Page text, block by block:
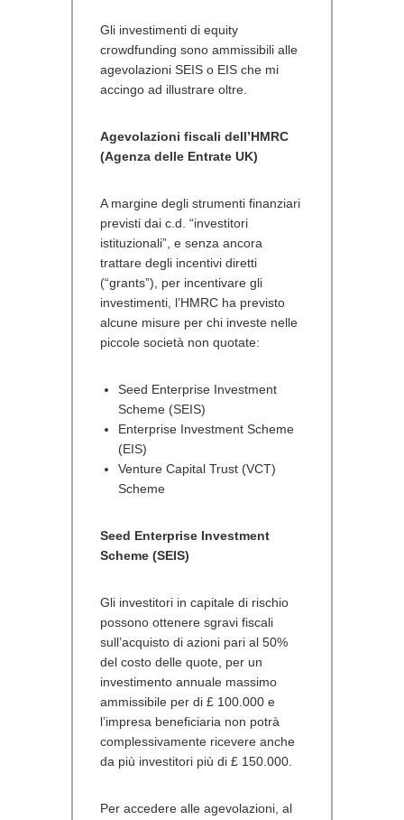
Gli investimenti di equity
crowdfunding sono ammissibili alle
agevolazioni SEIS o EIS che mi
accingo ad illustrare oltre.
Agevolazioni fiscali dell’HMRC
(Agenza delle Entrate UK)
A margine degli strumenti finanziari
previsti dai c.d. “investitori
istituzionali”, e senza ancora
trattare degli incentivi diretti
(“grants”), per incentivare gli
investimenti, l’HMRC ha previsto
alcune misure per chi investe nelle
piccole società non quotate:
Seed Enterprise Investment
Scheme (SEIS)
Enterprise Investment Scheme
(EIS)
Venture Capital Trust (VCT)
Scheme
Seed Enterprise Investment
Scheme (SEIS)
Gli investitori in capitale di rischio
possono ottenere sgravi fiscali
sull’acquisto di azioni pari al 50%
del costo delle quote, per un
investimento annuale massimo
ammissibile per di £ 100.000 e
l’impresa beneficiaria non potrà
complessivamente ricevere anche
da più investitori più di £ 150.000.
Per accedere alle agevolazioni, al